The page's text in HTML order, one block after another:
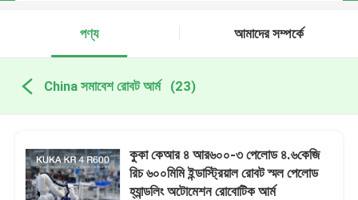
পণ্য আমাদের সম্পর্কে
China সমাবেশ রোবট আর্ম (23)
কুকা কেআর ৪ আর৬০০-৩ পেলোড ৪.৬কেজি
রিচ ৬০০মিমি ইন্ডাস্ট্রিয়াল রোবট স্মল পেলোড
হ্যান্ডলিং অটোমেশন রোবোটিক আর্ম